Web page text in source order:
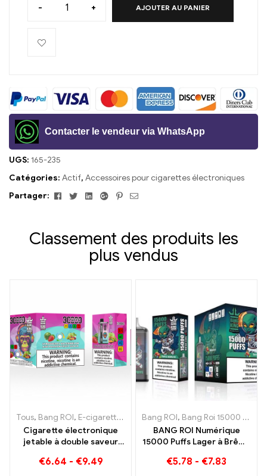
- + AJOUTER AU PANIER
Contacter le vendeur via WhatsApp
UGS: 165-235
Catégories: Actif, Accessoires pour cigarettes électroniques
Partager:
FacebookTwitterLinkedinGoogle+Pinterest
E-
Classement des produits les
plus vendus
Tous, Bang ROI, E-cigarettes jetables Lituanie ,E-cigarettes
Cigarette électronique
jetable à double saveur
Des trains pleins de
€6.64 - €9.49
Bang ROI, Bang Roi 15000 Bouffées
BANG ROI Numérique
15000 Puffs Lager à Brême
€5.78 - €7.83